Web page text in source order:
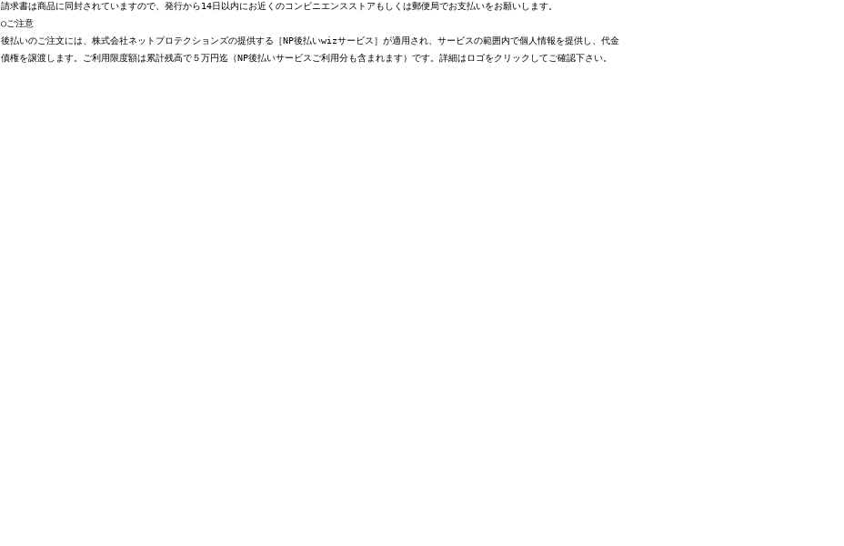
請求書は商品に同封されていますので、発行から14日以内にお近くのコンビニエンスストアもしくは郵便局でお支払いをお願いします。
○ご注意
後払いのご注文には、株式会社ネットプロテクションズの提供する［NP後払いwizサービス］が適用され、サービスの範囲内で個人情報を提供し、代金
債権を譲渡します。ご利用限度額は累計残高で５万円迄（NP後払いサービスご利用分も含まれます）です。 詳細はロゴをクリックしてご確認下さい。